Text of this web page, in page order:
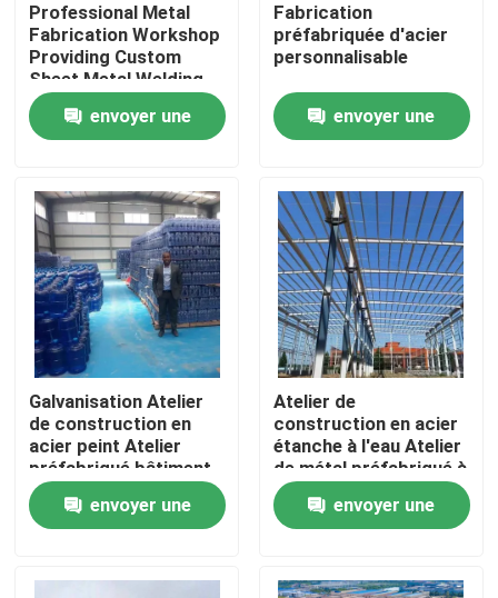
Produits
À propos de nous
Contrôle de la qualité
Nous contacter
Nouvelles
Les affaires
Demandez un devis
Entrepôt de structures en acier
Professional Metal
Fabrication Workshop
Providing Custom
Sheet Metal Welding
Cutting and Assembly
Solutions for
Industrial
envoyer une
Fabrication
préfabriquée d'acier
personnalisable
envoyer une
Galvanisation Atelier
de construction en
acier peint Atelier
préfabriqué bâtiment
envoyer une
Atelier de
construction en acier
étanche à l'eau Atelier
de métal préfabriqué à
faible teneur en
carboneenvoyer une